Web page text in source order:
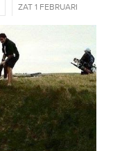
ZAT 1 FEBRUARI